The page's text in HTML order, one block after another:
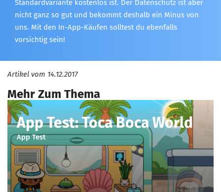
Standardvariante kostenlos ist. Der Datenschutz ist aber
nicht ganz so gut und bekommt deshalb ein Minus von
uns. Mit den In-App-Käufen solltest du ebenfalls
vorsichtig sein!
Artikel vom 14.12.2017
Mehr Zum Thema
App Test: Toca Boca World
App Test